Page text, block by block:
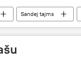
Sandej tajms